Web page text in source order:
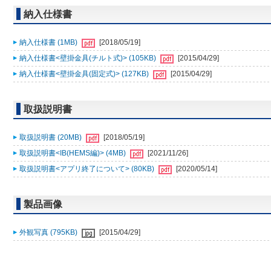
納入仕様書
納入仕様書 (1MB)
[2018/05/19]
納入仕様書<壁掛金具(チルト式)> (105KB)
[2015/04/29]
納入仕様書<壁掛金具(固定式)> (127KB)
[2015/04/29]
取扱説明書
取扱説明書 (20MB)
[2018/05/19]
取扱説明書<IB(HEMS編)> (4MB)
[2021/11/26]
取扱説明書<アプリ終了について> (80KB)
[2020/05/14]
製品画像
外観写真 (795KB) [2015/04/29]